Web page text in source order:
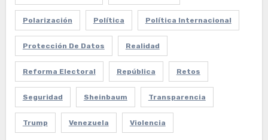
Polarización Política Política Internacional
Protección De Datos Realidad
Reforma Electoral República Retos
Seguridad Sheinbaum Transparencia
Trump Venezuela Violencia